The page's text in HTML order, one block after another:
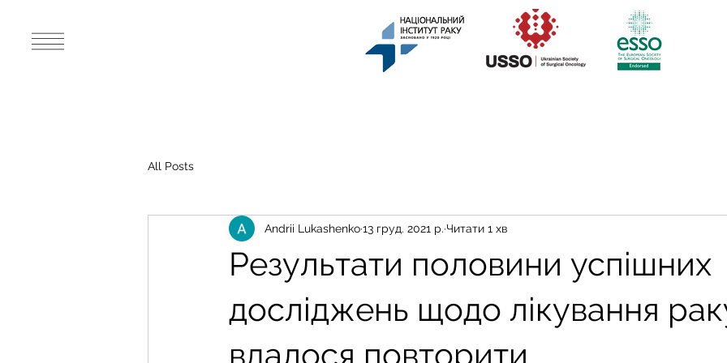
All Posts
Результати половини успішних
досліджень щодо лікування
вдалося повторити
Andrii Lukashenko13 груд. 2021 р. Читати 1 хв